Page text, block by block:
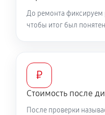
До ремонта фиксируем
чтобы итог был
₽
Стоимость после
После проверки